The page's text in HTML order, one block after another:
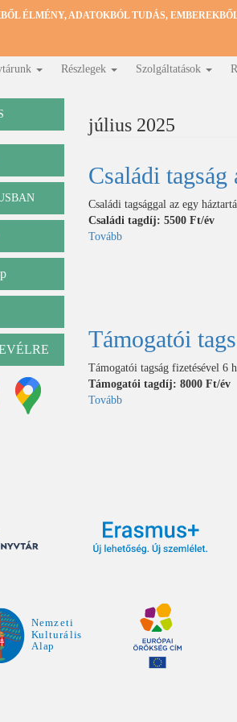
ÉLMÉNY, ADATOKBÓL TUDÁS,
Részlegek Szolgáltatások
július 2025
Családi
Családi tagsággal az egy
Családi tagdíj: 5500 Ft/év
Tovább(Családi
Támogatói
Támogatói tagság fizetésével 6
Támogatói tagdíj: 8000 Ft/év
Tovább(Támogatói